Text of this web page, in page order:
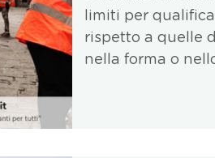
limiti per
rispetto a quelle
nella forma o